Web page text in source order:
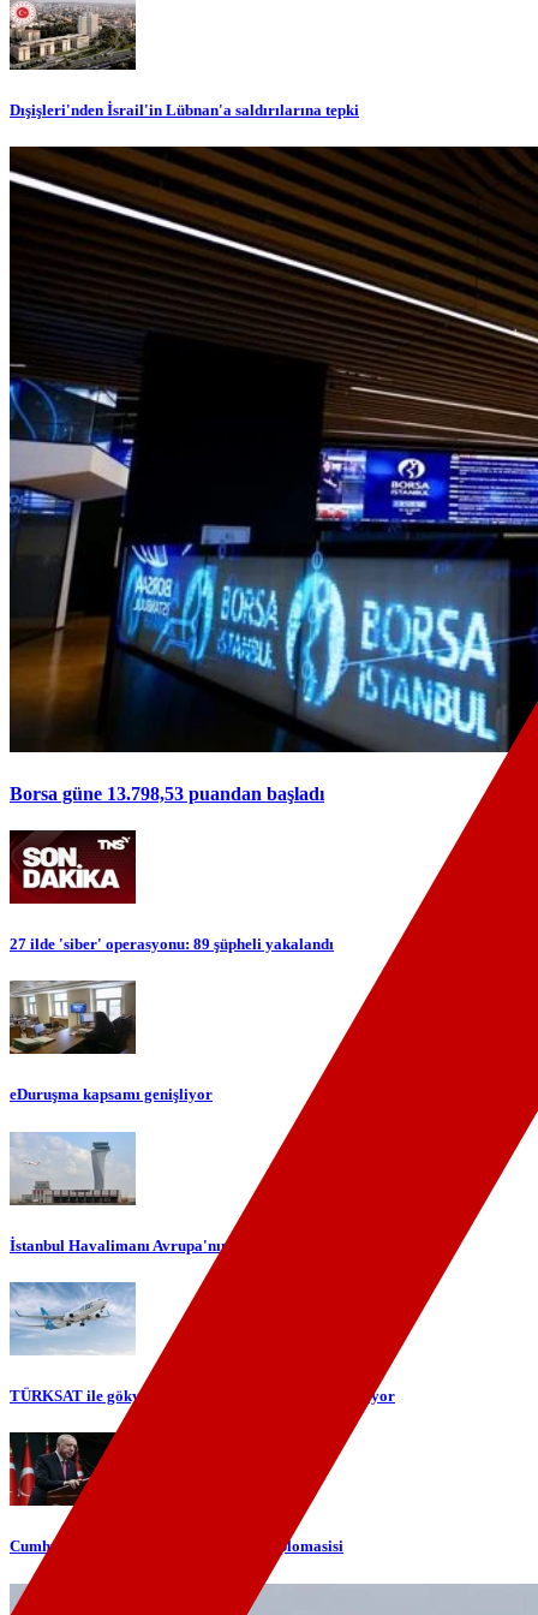
Dışişleri'nden İsrail'in Lübnan'a saldırılarına tepki
Borsa güne 13.798,53 puandan başladı
27 ilde 'siber' operasyonu: 89 şüpheli yakalandı
eDuruşma kapsamı genişliyor
İstanbul Havalimanı Avrupa'nın en yoğun havalimanı oldu
TÜRKSAT ile gökyüzünde yerli internet dönemi başlıyor
Cumhurbaşkanı Erdoğan'dan telefon diplomasisi